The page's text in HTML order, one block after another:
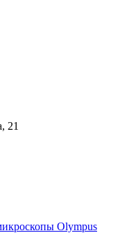
21
Olympus